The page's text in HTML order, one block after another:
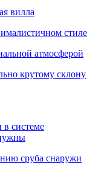
вилла
стиле
атмосферой
крутому склону
в системе
сруба снаружи